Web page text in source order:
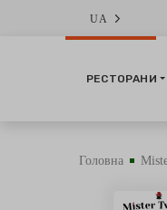
UA
РЕСТОРАНИ
Головна